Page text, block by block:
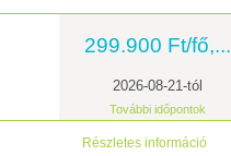
299.900 Ft/fő,...
2026-08-21-tól
További időpontok
Részletes információ